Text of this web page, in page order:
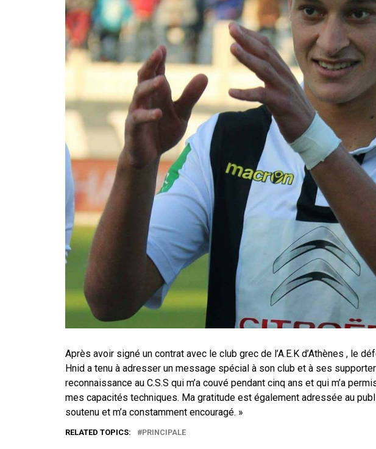
Après avoir signé un contrat avec le club grec de l’A.E.K d’Athènes , le
Hnid a tenu à adresser un message spécial à son club et à ses
reconnaissance au C.S.S qui m’a couvé pendant cinq ans et qui m’a
mes capacités techniques. Ma gratitude est également adressée au
soutenu et m’a constamment encouragé. »
RELATED TOPICS: PRINCIPALE